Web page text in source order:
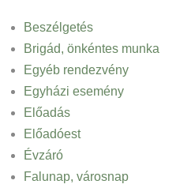
Beszélgetés
Brigád, önkéntes munka
Egyéb rendezvény
Egyházi esemény
Előadás
Előadóest
Évzáró
Falunap, városnap